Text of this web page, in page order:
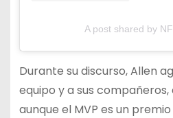
A post shared by
Durante su discurso, Allen
equipo y a sus
aunque el MVP es un